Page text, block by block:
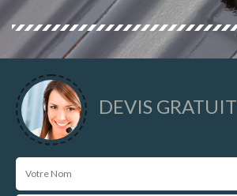
DEVIS GRATUIT